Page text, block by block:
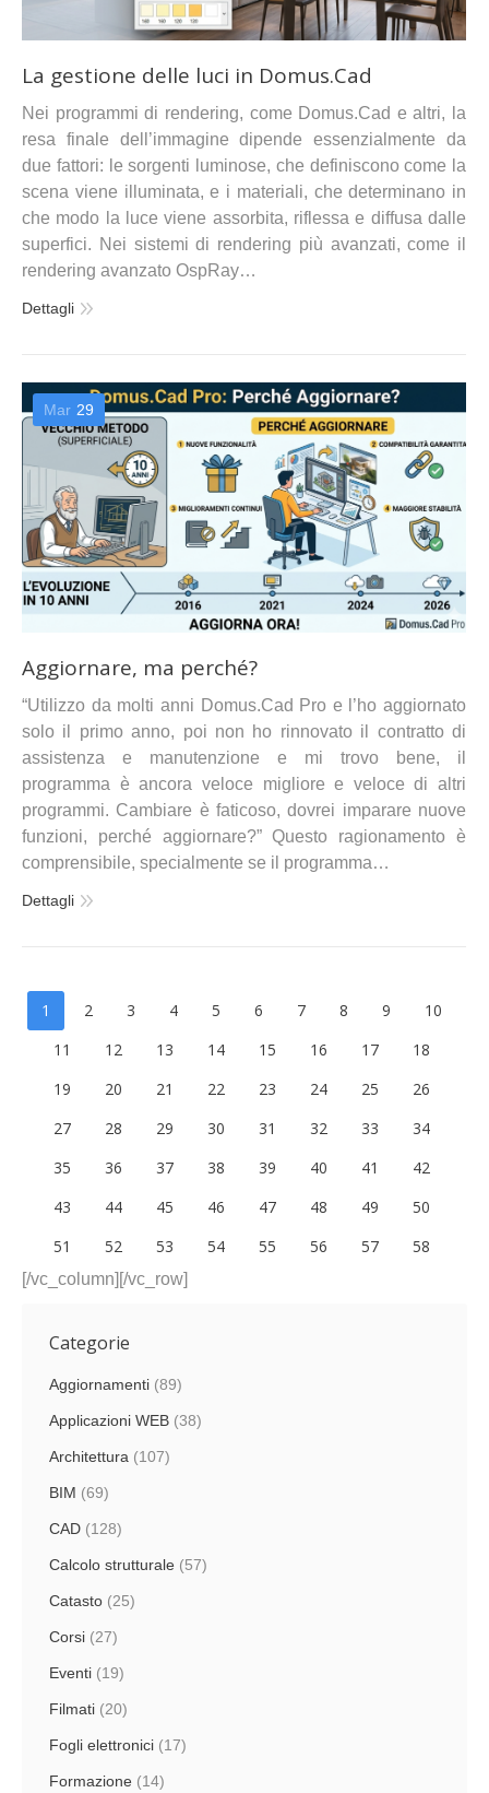
La gestione delle luci in Domus.Cad
Nei programmi di rendering, come Domus.Cad e altri, la
resa finale dell’immagine dipende essenzialmente da
due fattori: le sorgenti luminose, che definiscono come la
scena viene illuminata, e i materiali, che determinano in
che modo la luce viene assorbita, riflessa e diffusa dalle
superfici. Nei sistemi di rendering più avanzati, come il
rendering avanzato OspRay…
Dettagli
Mar 29
Aggiornare, ma perché?
“Utilizzo da molti anni Domus.Cad Pro e l’ho aggiornato
solo il primo anno, poi non ho rinnovato il contratto di
assistenza e manutenzione e mi trovo bene, il
programma è ancora veloce migliore e veloce di altri
programmi. Cambiare è faticoso, dovrei imparare nuove
funzioni, perché aggiornare?” Questo ragionamento è
comprensibile, specialmente se il programma…
Dettagli
1 2 3 4 5 6 7 8 9
10
11
12 13 14 15 16 17
18
19
20 21 22 23 24 25
26
27
28 29 30 31 32 33
34
35
36 37 38 39 40 41
42
43
44 45 46 47 48 49
50
51
52 53 54 55 56 57 58
[/vc_column][/vc_row]
Categorie
Aggiornamenti (89)
Applicazioni WEB (38)
Architettura (107)
BIM (69)
CAD (128)
Calcolo strutturale (57)
Catasto (25)
Corsi (27)
Eventi (19)
Filmati (20)
Fogli elettronici (17)
Formazione (14)